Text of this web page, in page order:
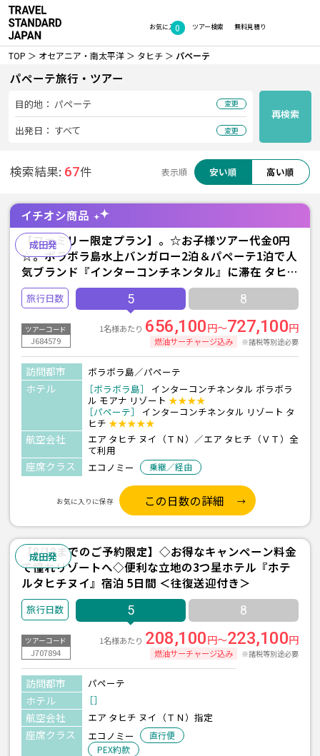
お気に入り
0 無料見積り
ツアー検索
TOP オセアニア・南太平洋 タヒチ パペーテ
パペーテ旅行・ツアー
再検索
目的地： パペーテ 変更
出発日： すべて 変更
検索結果: 67件 表示順 安い順 高い順
イチオシ商品
成田発
【ファミリー限定プラン】。☆お子様ツアー代金0円
☆。ボラボラ島水上バンガロー2泊＆パペーテ1泊で人
気ブランド『インターコンチネンタル』に滞在 タヒチ
5日間 <直行便エアタヒチヌイ利用>
5 8
ツアーコード
J684579
1名様あたり 656,100円～727,100円
燃油サーチャージ込み ※諸税等別途必要
訪問都市 ボラボラ島／パペーテ
ホテル ［ボラボラ島］
インターコンチネンタル ボラボラ
ル モアナ リゾート ★★★★
［パペーテ］
インターコンチネンタル リゾート タ
ヒチ ★★★★★
航空会社
エア タヒチ ヌイ（ＴＮ）／エア タヒチ（ＶＴ）全
て利用
座席クラス エコノミー 乗継／経由
お気に入りに保存 この日数の詳細
成田発
【8/18までのご予約限定】◇お得なキャンペーン料金
で憧れリゾートへ◇便利な立地の3つ星ホテル『ホテ
ルタヒチヌイ』宿泊 5日間 ＜往復送迎付き＞
5 8
ツアーコード
J707894
1名様あたり 208,100円～223,100円
燃油サーチャージ込み ※諸税等別途必要
訪問都市 パペーテ
ホテル ［］
航空会社 エア タヒチ ヌイ（ＴＮ）指定
座席クラス エコノミー
直行便
PEX約款